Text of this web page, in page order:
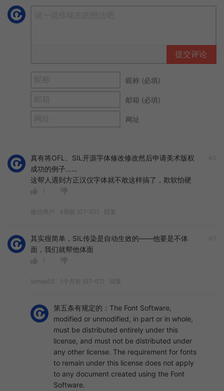
提交评论
昵称 (必填)
邮箱 (必填)
网址
真有将OFL、SIL开源字体修改修改然后申请美术版权
成功的例子……
这帮人遇到方正汉仪字体就不敢这样搞了，欺软怕硬
微信用户 4周前 (07-07) 回复
其实很简单，SIL传染是自动生效的——他要是不体
面，我们就帮他体面
lamda05 1个月前 (07-07) 回复
第五条有规定的：The Font Software,
modified or unmodified, in part or in whole,
must be distributed entirely under this
license, and must not be distributed under
any other license. The requirement for fonts
to remain under this license does not apply
to any document created using the Font
Software.